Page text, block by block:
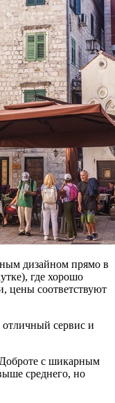
дизайном прямо в
где хорошо
цены соответствуют
сервис и
с шикарным
среднего, но